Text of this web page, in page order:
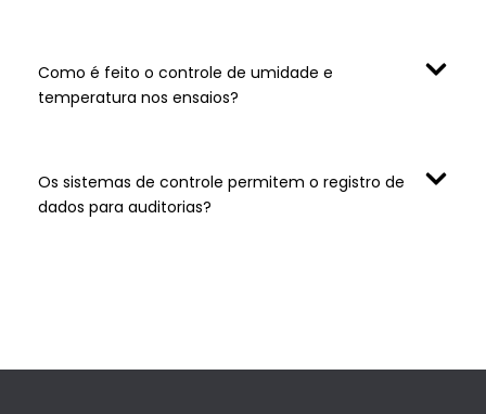
Como é feito o controle de umidade e
temperatura nos ensaios?
Os sistemas de controle permitem o registro de
dados para auditorias?